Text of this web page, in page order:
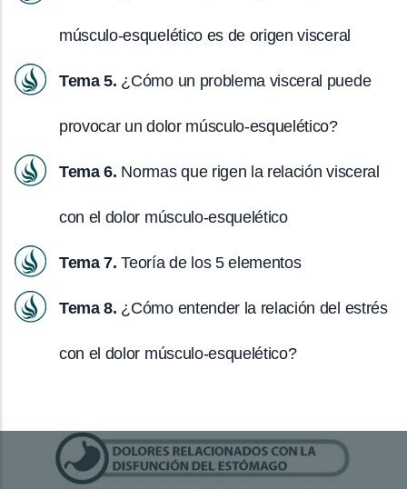
músculo-esquelético es de origen visceral
Tema 5. ¿Cómo un problema visceral puede
provocar un dolor músculo-esquelético?
Tema 6. Normas que rigen la relación visceral
con el dolor músculo-esquelético
Tema 7. Teoría de los 5 elementos
Tema 8. ¿Cómo entender la relación del estrés
con el dolor músculo-esquelético?